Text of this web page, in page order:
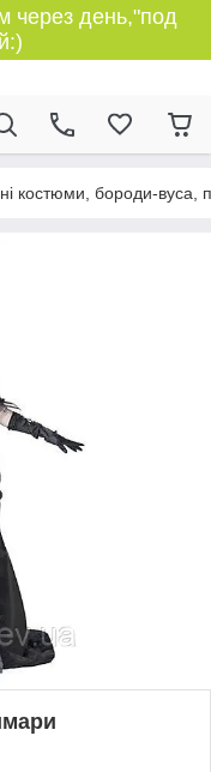
через день,"под
костюми, бороди-вуса,